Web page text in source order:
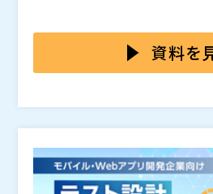
多発。本当に効果を出すには、
設計された柔軟な導入が重要です。
にも対応しております。 本
eb、スマホアプリなど多様な開
（システム全体）のテスト期間
セス最適化・運用定着まで実現
ツールに縛られず、開発プロセス
わせて設計された進め方により
どう実現するかを解説します。
わからない方 ・自社に最適な方
縮・品質向上を目指したい方 ・
発現場環境にあわせて柔軟に導入
造業・IoTシステム開発に関わる
当者・DX推進担当・技術担当者
株式会社シーイーシー（）
株式会社オープンソース活用研究
マジセミ株式会社（）
資料を